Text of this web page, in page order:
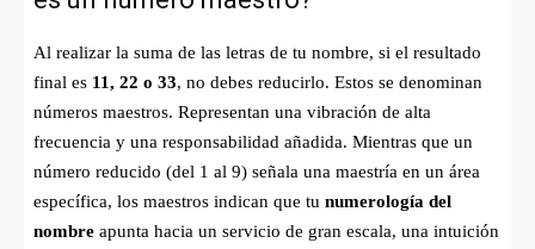
Al realizar la suma de las letras de tu nombre, si el resultado
final es 11, 22 o 33, no debes reducirlo. Estos se denominan
números maestros. Representan una vibración de alta
frecuencia y una responsabilidad añadida. Mientras que un
número reducido (del 1 al 9) señala una maestría en un área
específica, los maestros indican que tu numerología del
nombre apunta hacia un servicio de gran escala, una intuición